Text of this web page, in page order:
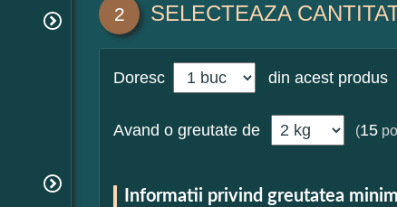
2 SELECTEAZA
Doresc din acest produs
Avand o greutate de (15
Informatii privind greutatea